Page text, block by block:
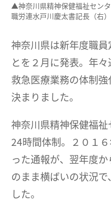
▲神奈川県精神保健福祉セン
職労連水戸川慶太書記長（右）
神奈川県は新年度職
とを２月に発表。年
救急医療業務の体制
決まりました。
神奈川県精神保健福
24時間体制。２０１
った通報が、翌年度
のまま横ばいの状況
した。